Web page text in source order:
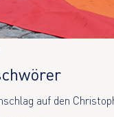
auf den